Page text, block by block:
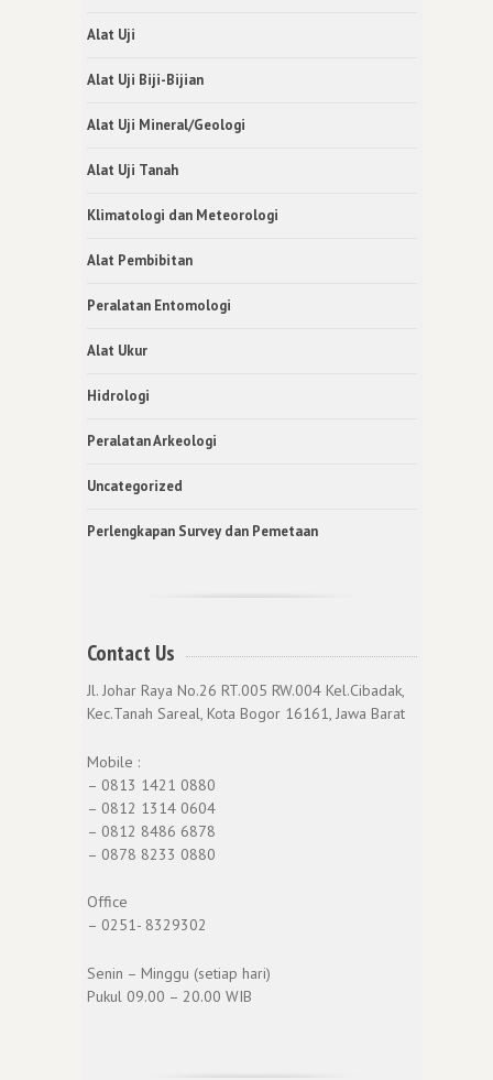
Alat Uji
Alat Uji Biji-Bijian
Alat Uji Mineral/Geologi
Alat Uji Tanah
Klimatologi dan Meteorologi
Alat Pembibitan
Peralatan Entomologi
Alat Ukur
Hidrologi
Peralatan Arkeologi
Uncategorized
Perlengkapan Survey dan Pemetaan
Contact Us
Jl. Johar Raya No.26 RT.005 RW.004 Kel.Cibadak,
Kec.Tanah Sareal, Kota Bogor 16161, Jawa Barat
Mobile :
– 0813 1421 0880
– 0812 1314 0604
– 0812 8486 6878
– 0878 8233 0880
Office
– 0251- 8329302
Senin – Minggu (setiap hari)
Pukul 09.00 – 20.00 WIB